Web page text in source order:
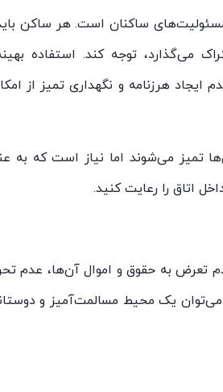
ساکنان است. هر ساکن
می‌گذارد، توجه کند. استفاده
هرزنامه و نگهداری تمیز از
تمیز می‌شوند اما نیاز است که به
اتاق را رعایت کنید.
تعرض به حقوق و اموال آن‌ها، عدم
یک محیط مسالمت‌آمیز و